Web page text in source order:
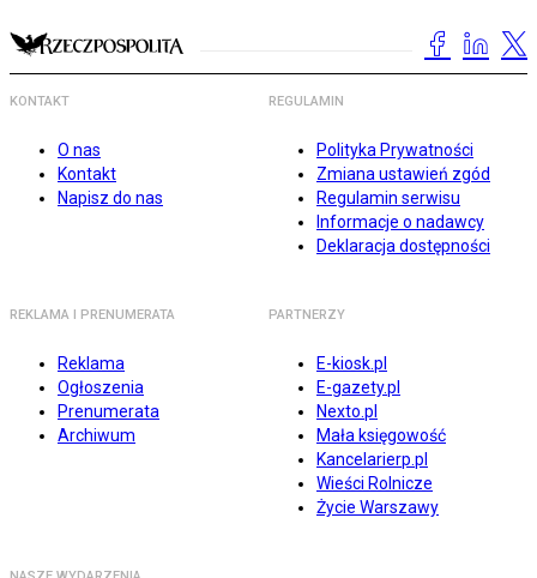
KONTAKT
O nas
Kontakt
Napisz do nas
REGULAMIN
Polityka Prywatności
Zmiana ustawień zgód
Regulamin serwisu
Informacje o nadawcy
Deklaracja dostępności
REKLAMA I PRENUMERATA
Reklama
Ogłoszenia
Prenumerata
Archiwum
PARTNERZY
E-kiosk.pl
E-gazety.pl
Nexto.pl
Mała księgowość
Kancelarierp.pl
Wieści Rolnicze
Życie Warszawy